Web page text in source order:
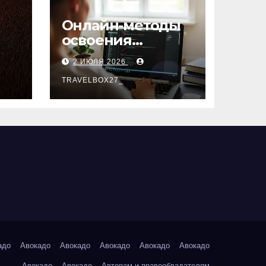
Онлайн-методы
освоения
актуальных
профессий
2 ИЮЛЯ 2026
TRAVELBOX27_
Авокадо Авокадо Авокадо Авокадо Авокадо